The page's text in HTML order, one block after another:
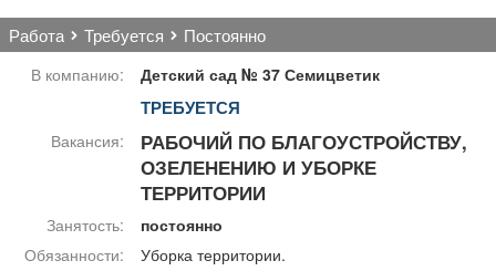
Работа Транспорт Компании
Афиша Обучение
работа требуется постоянно
В компанию: Детский сад № 37 Семицветик
ТРЕБУЕТСЯ
Вакансия:
РАБОЧИЙ ПО БЛАГОУСТРОЙСТВУ,
ОЗЕЛЕНЕНИЮ И УБОРКЕ
ТЕРРИТОРИИ
Занятость:
постоянно
Обязанности:
Уборка территории.